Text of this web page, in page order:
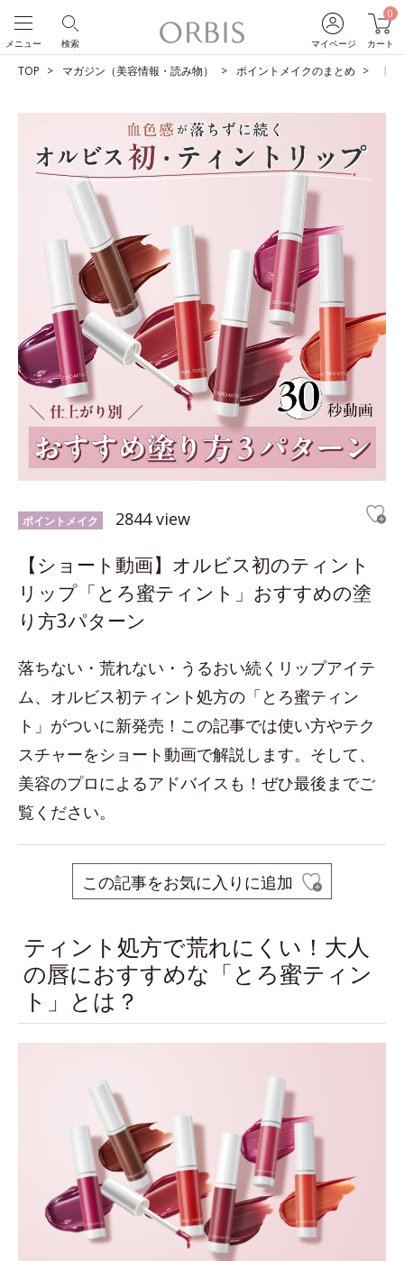
マイページ
0
カート
検索
メニュー
TOP マガジン（美容情報・読み物） ポイントメイクのまとめ 【
ポイントメイク 2844 view
【ショート動画】オルビス初のティント
リップ「とろ蜜ティント」おすすめの塗
り方3パターン
落ちない・荒れない・うるおい続くリップアイテ
ム、オルビス初ティント処方の「とろ蜜ティン
ト」がついに新発売！この記事では使い方やテク
スチャーをショート動画で解説します。そして、
美容のプロによるアドバイスも！ぜひ最後までご
覧ください。
この記事をお気に入りに追加
ティント処方で荒れにくい！大人
の唇におすすめな「とろ蜜ティン
ト」とは？